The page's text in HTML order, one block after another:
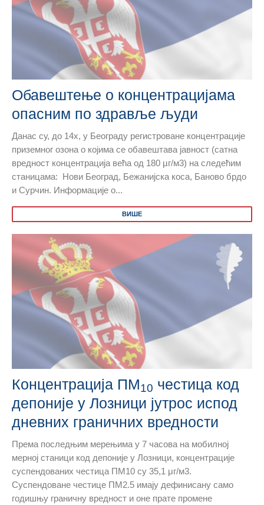
Обавештење о концентрацијама
опасним по здравље људи
Данас су, до 14х, у Београду регистроване концентрације
приземног озона о којима се обавештава јавност (сатна
вредност концентрација већа од 180 µг/м3) на следећим
станицама: Нови Београд, Бежанијска коса, Баново брдо
и Сурчин. Информације о...
ВИШЕ
Концентрација ПМ10 честица код
депоније у Лозници јутрос испод
дневних граничних вредности
Према последњим мерењима у 7 часова на мобилној
мерној станици код депоније у Лозници, концентрације
суспендованих честица ПМ10 су 35,1 μг/м3.
Суспендоване честице ПМ2.5 имају дефинисану само
годишњу граничну вредност и оне прате промене